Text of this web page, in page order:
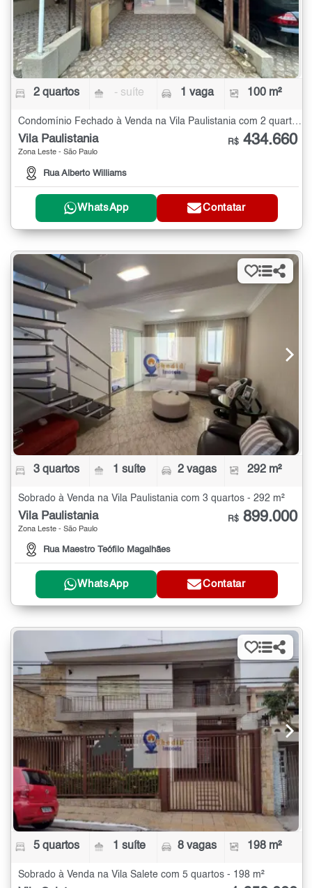
2 quartos - suíte 1 vaga 100 m²
Condomínio Fechado à Venda na Vila Paulistania com 2 quartos - 100 m²
Vila Paulistania
Zona Leste - São Paulo
Rua Alberto Williams
R$ 434.660
WhatsApp Contatar
3 quartos 1 suíte 2 vagas 292 m²
Sobrado à Venda na Vila Paulistania com 3 quartos - 292 m²
Vila Paulistania
Zona Leste - São Paulo
Rua Maestro Teófilo Magalhães
R$ 899.000
WhatsApp Contatar
5 quartos 1 suíte 8 vagas 198 m²
Sobrado à Venda na Vila Salete com 5 quartos - 198 m²